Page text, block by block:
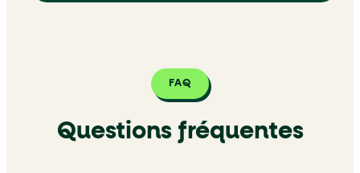
FAQ
Questions fréquentes